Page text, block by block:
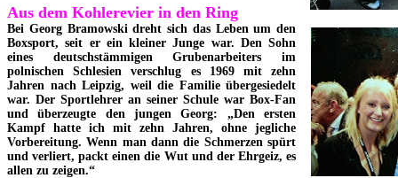
Aus dem Kohlerevier in den Ring
Bei Georg Bramowski dreht sich das Leben um den
Boxsport, seit er ein kleiner Junge war. Den Sohn
eines deutschstämmigen Grubenarbeiters im
polnischen Schlesien verschlug es 1969 mit zehn
Jahren nach Leipzig, weil die Familie übergesiedelt
war. Der Sportlehrer an seiner Schule war Box-Fan
und überzeugte den jungen Georg: „Den ersten
Kampf hatte ich mit zehn Jahren, ohne jegliche
Vorbereitung. Wenn man dann die Schmerzen spürt
und verliert, packt einen die Wut und der Ehrgeiz, es
allen zu zeigen.“